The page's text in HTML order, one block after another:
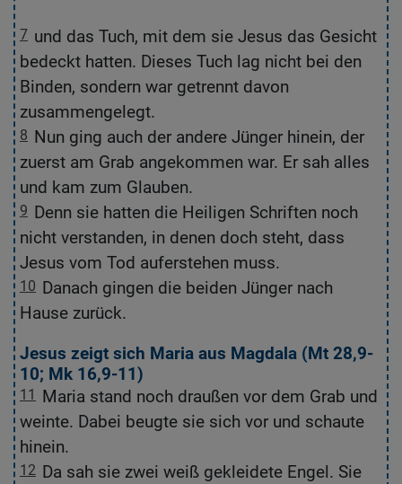
7 und das Tuch, mit dem sie Jesus das Gesicht
bedeckt hatten. Dieses Tuch lag nicht bei den
Binden, sondern war getrennt davon
zusammengelegt.
8 Nun ging auch der andere Jünger hinein, der
zuerst am Grab angekommen war. Er sah alles
und kam zum Glauben.
9 Denn sie hatten die Heiligen Schriften noch
nicht verstanden, in denen doch steht, dass
Jesus vom Tod auferstehen muss.
10 Danach gingen die beiden Jünger nach
Hause zurück.
Jesus zeigt sich Maria aus Magdala (Mt 28,9-
10; Mk 16,9-11)
11
Maria stand noch draußen vor dem Grab und
weinte. Dabei beugte sie sich vor und schaute
hinein.
12 Da sah sie zwei weiß gekleidete Engel. Sie
7
8
9
10
11
12